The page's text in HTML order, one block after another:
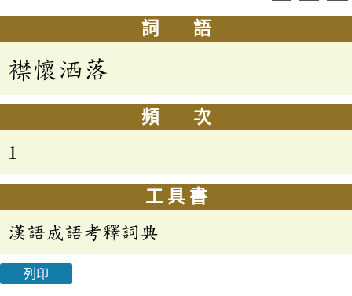
詞 語
襟懷洒落
頻 次
1
工 具 書
漢語成語考釋詞典
列印